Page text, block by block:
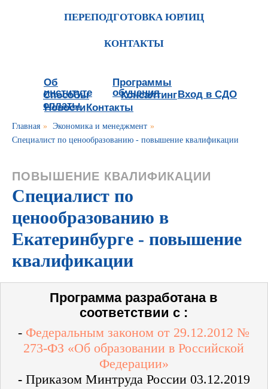
ПЕРЕПОДГОТОВКА ЮРЛИЦ
КОНТАКТЫ
Об
институте
Программы
обучения
Способы
оплаты
Консалтинг
Новости
Вход в СДО
Контакты
Главная » Экономика и менеджмент »
Специалист по ценообразованию - повышение квалификации
ПОВЫШЕНИЕ КВАЛИФИКАЦИИ
Специалист по
ценообразованию в
Екатеринбурге - повышение
квалификации
Программа разработана в
соответствии с :
- Федеральным законом от 29.12.2012 №
273-ФЗ «Об образовании в Российской
Федерации»
-Приказом Минтруда России 03.12.2019